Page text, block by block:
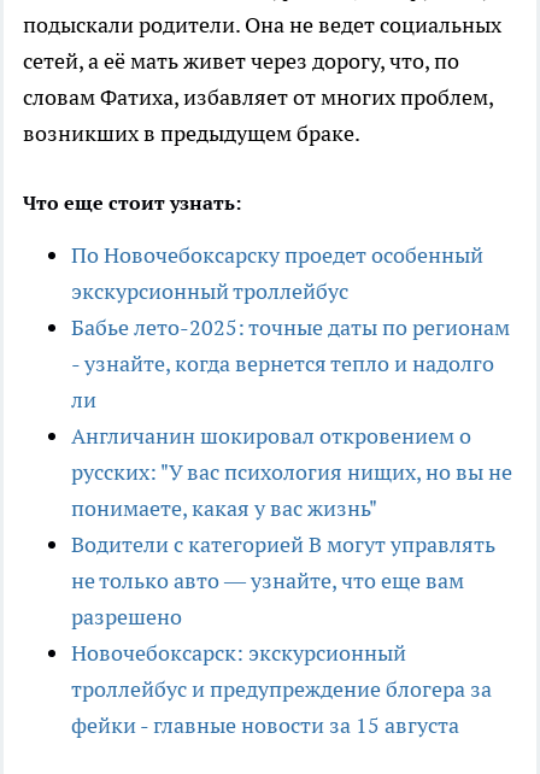
подыскали родители. Она не ведет социальных
сетей, а её мать живет через дорогу, что, по
словам Фатиха, избавляет от многих проблем,
возникших в предыдущем браке.
Что еще стоит узнать:
По Новочебоксарску проедет особенный
экскурсионный троллейбус
Бабье лето-2025: точные даты по регионам
- узнайте, когда вернется тепло и надолго
ли
Англичанин шокировал откровением о
русских: "У вас психология нищих, но вы не
понимаете, какая у вас жизнь"
Водители с категорией B могут управлять
не только авто — узнайте, что еще вам
разрешено
Новочебоксарск: экскурсионный
троллейбус и предупреждение блогера за
фейки - главные новости за 15 августа